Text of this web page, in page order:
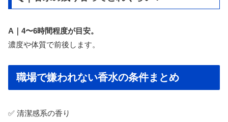
A｜4〜6時間程度が目安。
濃度や体質で前後します。
職場で嫌われない香水の条件まとめ
✅ 清潔感系の香り